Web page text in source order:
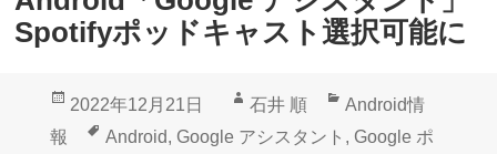
Spotifyポッドキャスト選択可能に
投
2022年12月21日
作
成
石井 順
カ
テ
Android情
報
タ
Android, Google アシスタント , Google ポ